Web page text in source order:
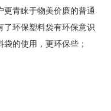
青睐于物美价廉的普通
环保塑料袋有环保意识
的使用，更环保些；